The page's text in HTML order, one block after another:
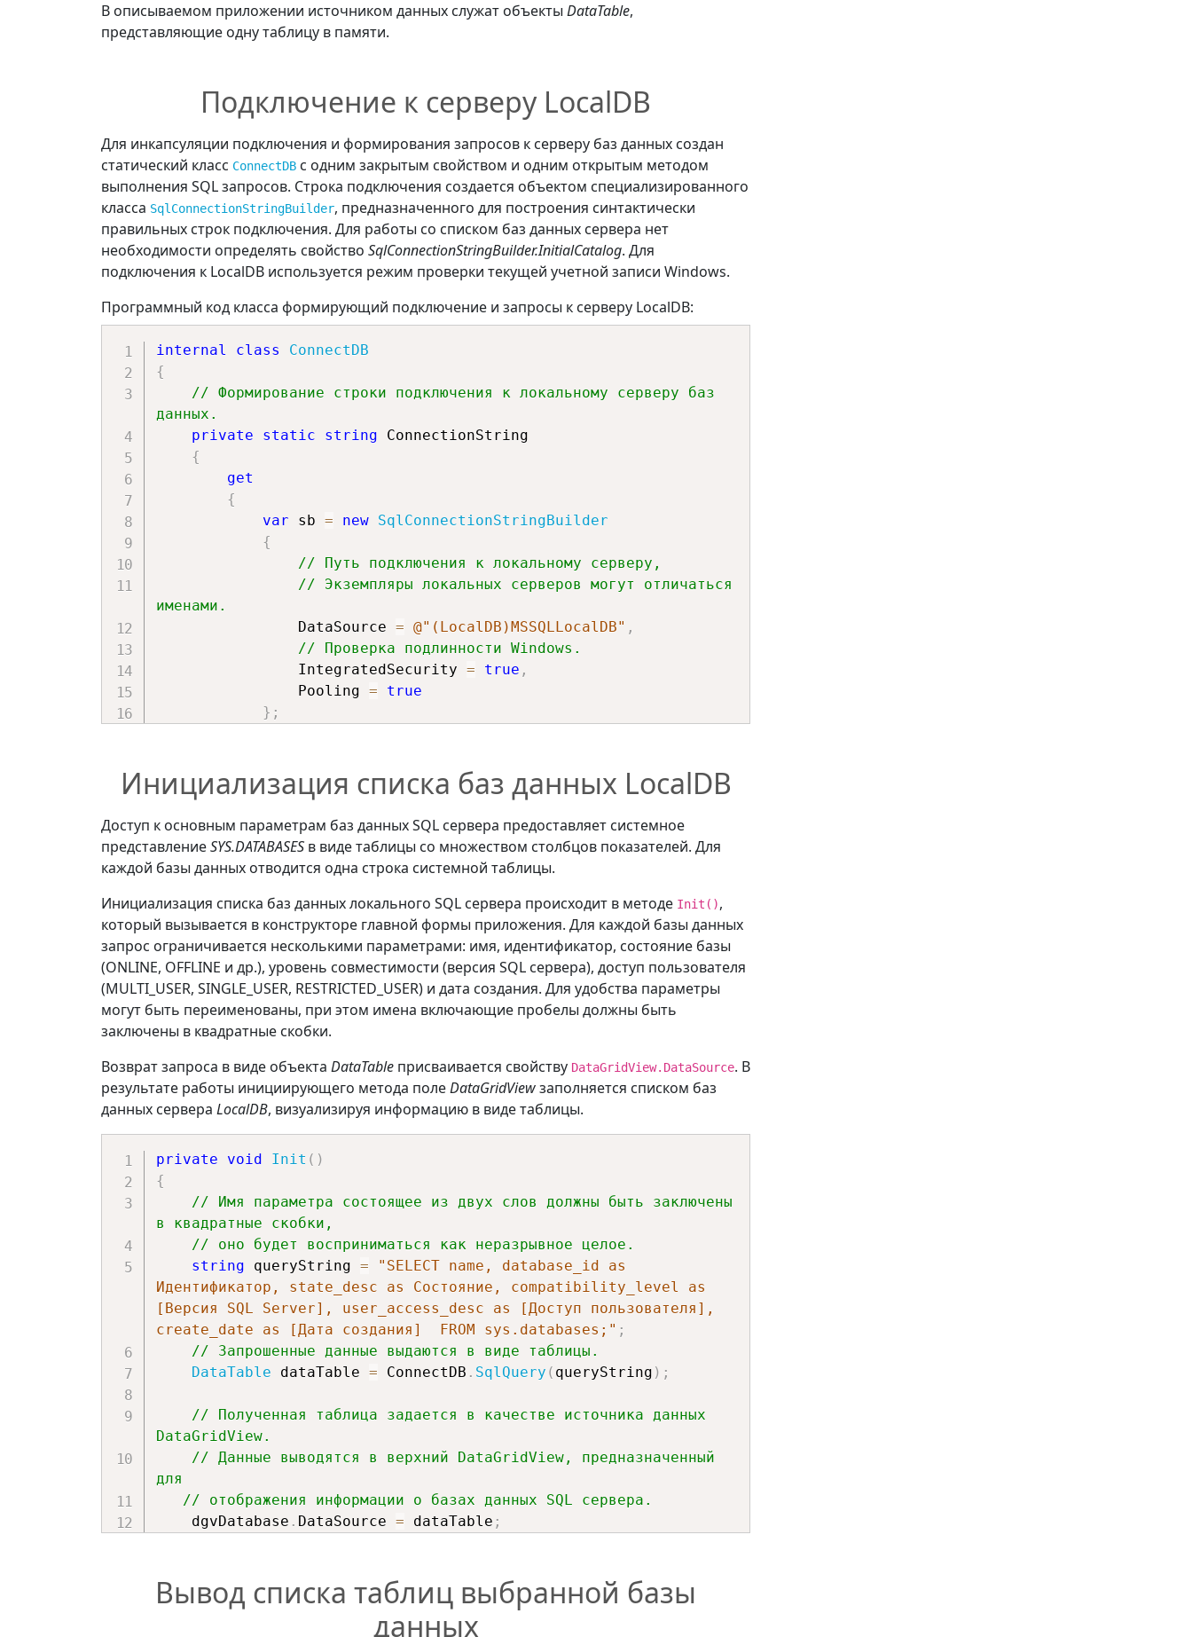
В описываемом приложении источником данных служат объекты DataTable,
представляющие одну таблицу в памяти.
Подключение к серверу LocalDB
Для инкапсуляции подключения и формирования запросов к серверу баз данных создан
статический класс ConnectDB с одним закрытым свойством и одним открытым методом
выполнения SQL запросов. Строка подключения создается объектом специализированного
класса SqlConnectionStringBuilder, предназначенного для построения синтактически
правильных строк подключения. Для работы со списком баз данных сервера нет
необходимости определять свойство SqlConnectionStringBuilder.InitialCatalog. Для
подключения к LocalDB используется режим проверки текущей учетной записи Windows.
Программный код класса формирующий подключение и запросы к серверу LocalDB:
internal class
ConnectDB
{
// Формирование строки подключения к локальному серверу баз
данных.
private
static string ConnectionString
{
get
{
var sb = new SqlConnectionStringBuilder
{
// Путь подключения к локальному серверу,
// Экземпляры локальных серверов могут отличаться
именами.
                DataSource
= @"(LocalDB)MSSQLLocalDB" ,
// Проверка подлинности Windows.
                IntegratedSecurity
= true ,
                Pooling
=
true
} ;
}
}
// Метод выполнения запросов к SQL серверу.
public static DataTable SqlQuery(string queryString
string connectionString = ConnectDB.ConnectionString;
using SqlConnection connection = new(connectionString );
using SqlCommand command = new(queryString, connection);
        connection
.Open( ) ;
// Результаты возвращаются в виде таблицы.
using SqlDataReader reader = command .ExecuteReader();
        result
.Load(reader);
return result;
}
}
Инициализация списка баз данных LocalDB
Доступ к основным параметрам баз данных SQL сервера предоставляет системное
представлениеSYS.DATABASES в виде таблицы со множеством столбцов показателей. Для
каждой базы данных отводится одна строка системной таблицы.
Инициализация списка баз данных локального SQL сервера происходит в методе Init(),
который вызывается в конструкторе главной формы приложения. Для каждой базы данных
запрос ограничивается несколькими параметрами: имя, идентификатор, состояние базы
(ONLINE, OFFLINE и др.), уровень совместимости (версия SQL сервера), доступ пользователя
(MULTI_USER, SINGLE_USER, RESTRICTED_USER) и дата создания. Для удобства параметры
могут быть переименованы, при этом имена включающие пробелы должны быть
заключены в квадратные скобки.
Возврат запроса в виде объекта DataTable присваивается свойству DataGridView.DataSource. В
результате работы инициирующего метода полеDataGridViewзаполняется списком баз
данных сервера LocalDB, визуализируя информацию в виде таблицы.
private void Init ( )
{
// Имя параметра состоящее из двух слов должны быть заключены
в квадратные скобки,
// оно будет восприниматься как неразрывное целое.
string queryString =
"SELECT name, database_id as
Идентификатор, state_desc as Состояние, compatibility_level as
[Версия SQL Server], user_access_desc as [Доступ пользователя],
create_date as [Дата создания]  FROM sys.databases;" ;
// Запрошенные данные выдаются в виде таблицы.
DataTable dataTable = ConnectDB . SqlQuery ( queryString ) ;
// Полученная таблица задается в качестве источника данных
DataGridView.
// Данные выводятся в верхний DataGridView, предназначенный
для
// отображения информации о базах данных SQL сервера.
    dgvDatabase
. DataSource = dataTable ;
Вывод списка таблиц выбранной базы
данных